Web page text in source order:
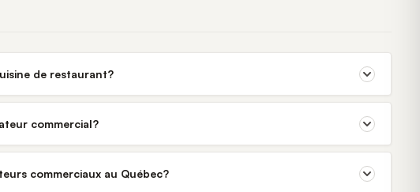
de restaurant?
commercial?
commerciaux au Québec?